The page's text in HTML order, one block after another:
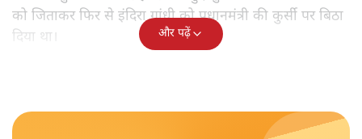
को जिताकर फिर से इंदिरा गांधी को प्रधानमंत्री की कुर्सी पर बिठा
दिया था।
और पढ़ें